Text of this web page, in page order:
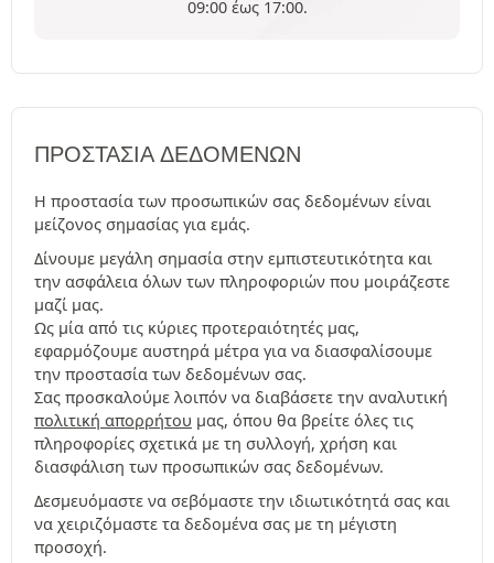
09:00 έως 17:00.
ΠΡΟΣΤΑΣΊΑ ΔΕΔΟΜΈΝΩΝ
Η προστασία των προσωπικών σας δεδομένων είναι
μείζονος σημασίας για εμάς.
Δίνουμε μεγάλη σημασία στην εμπιστευτικότητα και
την ασφάλεια όλων των πληροφοριών που μοιράζεστε
μαζί μας.
Ως μία από τις κύριες προτεραιότητές μας,
εφαρμόζουμε αυστηρά μέτρα για να διασφαλίσουμε
την προστασία των δεδομένων σας.
Σας προσκαλούμε λοιπόν να διαβάσετε την αναλυτική
πολιτική απορρήτου μας, όπου θα βρείτε όλες τις
πληροφορίες σχετικά με τη συλλογή, χρήση και
διασφάλιση των προσωπικών σας δεδομένων.
Δεσμευόμαστε να σεβόμαστε την ιδιωτικότητά σας και
να χειριζόμαστε τα δεδομένα σας με τη μέγιστη
προσοχή.